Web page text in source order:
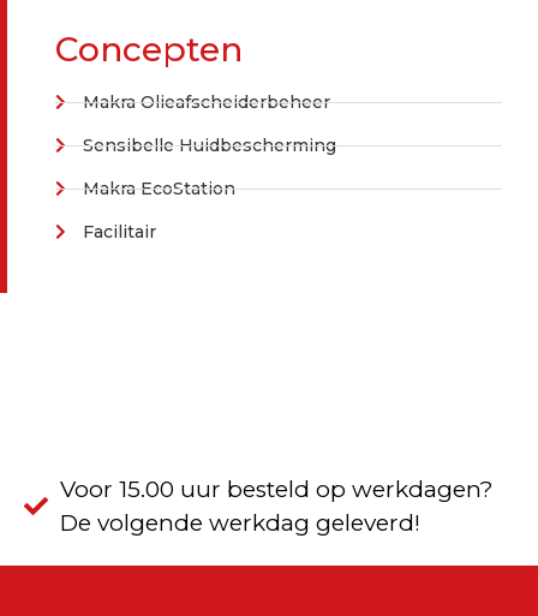
Concepten
Makra Olieafscheiderbeheer
Sensibelle Huidbescherming
Makra EcoStation
Facilitair
Voor 15.00 uur besteld op werkdagen?
De volgende werkdag geleverd!